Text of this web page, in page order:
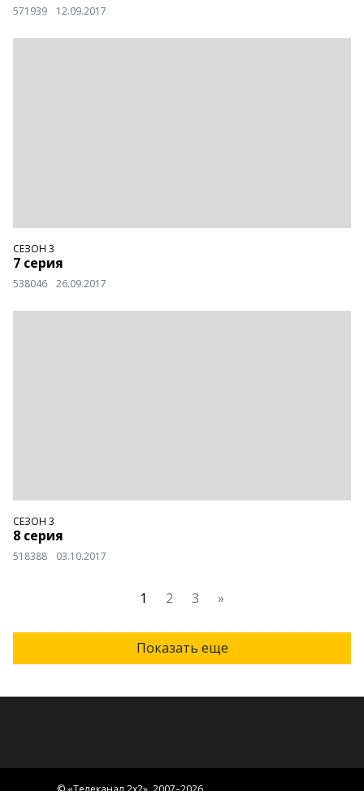
571939 12.09.2017
СЕЗОН 3
7 серия
538046 26.09.2017
СЕЗОН 3
8 серия
518388 03.10.2017
1 2 3 »
Показать еще